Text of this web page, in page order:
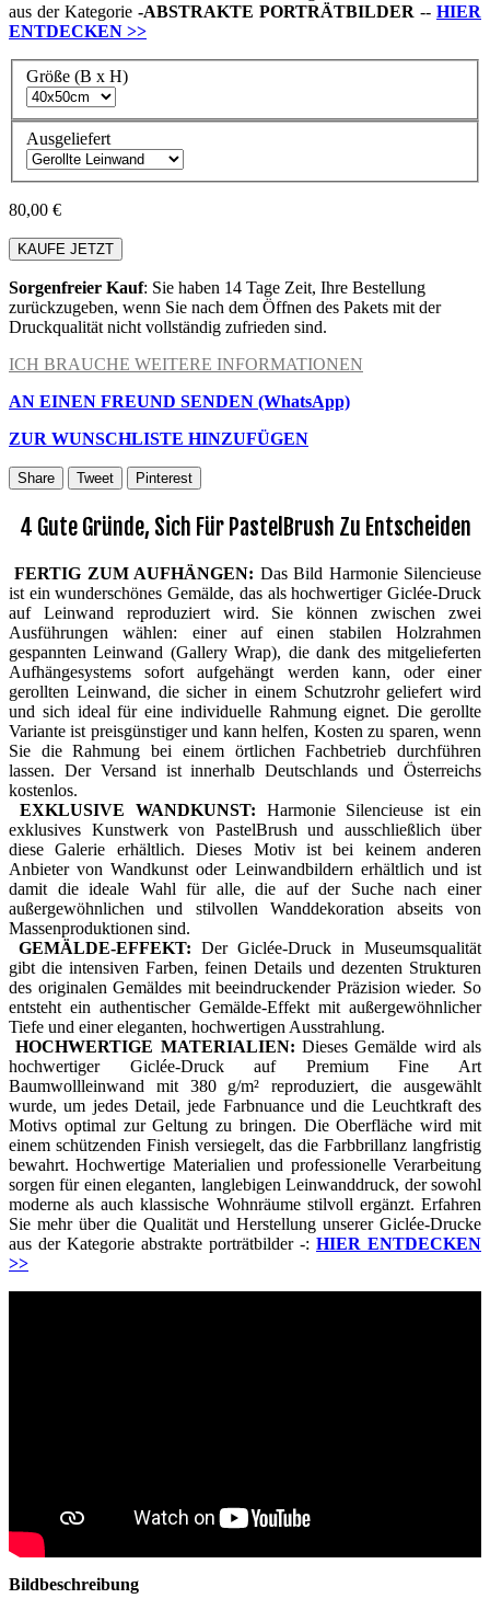
aus der Kategorie -ABSTRAKTE PORTRÄTBILDER -- HIER
ENTDECKEN >>
Größe (B x H)
Ausgeliefert
80,00 €
KAUFE JETZT
Sorgenfreier Kauf: Sie haben 14 Tage Zeit, Ihre Bestellung
zurückzugeben, wenn Sie nach dem Öffnen des Pakets mit der
Druckqualität nicht vollständig zufrieden sind.
ICH BRAUCHE WEITERE INFORMATIONEN
AN EINEN FREUND SENDEN (WhatsApp)
ZUR WUNSCHLISTE HINZUFÜGEN
Share Tweet Pinterest
4 Gute Gründe, Sich Für PastelBrush Zu Entscheiden
FERTIG ZUM AUFHÄNGEN: Das Bild Harmonie Silencieuse
ist ein wunderschönes Gemälde, das als hochwertiger Giclée-Druck
auf Leinwand reproduziert wird. Sie können zwischen zwei
Ausführungen wählen: einer auf einen stabilen Holzrahmen
gespannten Leinwand (Gallery Wrap), die dank des mitgelieferten
Aufhängesystems sofort aufgehängt werden kann, oder einer
gerollten Leinwand, die sicher in einem Schutzrohr geliefert wird
und sich ideal für eine individuelle Rahmung eignet. Die gerollte
Variante ist preisgünstiger und kann helfen, Kosten zu sparen, wenn
Sie die Rahmung bei einem örtlichen Fachbetrieb durchführen
lassen. Der Versand ist innerhalb Deutschlands und Österreichs
kostenlos.
EXKLUSIVE WANDKUNST: Harmonie Silencieuse ist ein
exklusives Kunstwerk von PastelBrush und ausschließlich über
diese Galerie erhältlich. Dieses Motiv ist bei keinem anderen
Anbieter von Wandkunst oder Leinwandbildern erhältlich und ist
damit die ideale Wahl für alle, die auf der Suche nach einer
außergewöhnlichen und stilvollen Wanddekoration abseits von
Massenproduktionen sind.
GEMÄLDE-EFFEKT: Der Giclée-Druck in Museumsqualität
gibt die intensiven Farben, feinen Details und dezenten Strukturen
des originalen Gemäldes mit beeindruckender Präzision wieder. So
entsteht ein authentischer Gemälde-Effekt mit außergewöhnlicher
Tiefe und einer eleganten, hochwertigen Ausstrahlung.
HOCHWERTIGE MATERIALIEN: Dieses Gemälde wird als
hochwertiger Giclée-Druck auf Premium Fine Art
Baumwollleinwand mit 380 g/m² reproduziert, die ausgewählt
wurde, um jedes Detail, jede Farbnuance und die Leuchtkraft des
Motivs optimal zur Geltung zu bringen. Die Oberfläche wird mit
einem schützenden Finish versiegelt, das die Farbbrillanz langfristig
bewahrt. Hochwertige Materialien und professionelle Verarbeitung
sorgen für einen eleganten, langlebigen Leinwanddruck, der sowohl
moderne als auch klassische Wohnräume stilvoll ergänzt. Erfahren
Sie mehr über die Qualität und Herstellung unserer Giclée-Drucke
aus der Kategorie abstrakte porträtbilder -: HIER ENTDECKEN
>>
Bildbeschreibung